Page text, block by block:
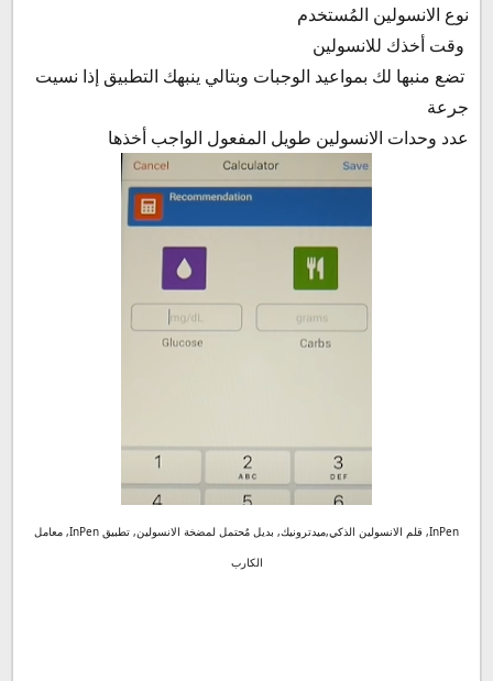
نوع الانسولين المُستخدم
وقت أخذك للانسولين
تضع منبها لك بمواعيد الوجبات وبتالي ينبهك التطبيق إذا نسيت
جرعة
عدد وحدات الانسولين طويل المفعول الواجب أخذها
InPen, قلم الانسولين الذكي,ميدترونيك, بديل مُحتمل لمضخة الانسولين, تطبيق InPen, معامل
الكارب